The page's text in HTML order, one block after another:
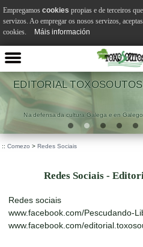
EDITORIAL TOXOSOUTOS
Na defensa da cultura Galega e en Galego
:: Comezo > Redes Sociais
Redes Sociais -
Redes sociais
www.facebook.com/Pescudando-
www.facebook.com/
Empregamos cookies propias e de terceiros
servizos. Ao empregar os nosos servizos,
cookies.
Máis información